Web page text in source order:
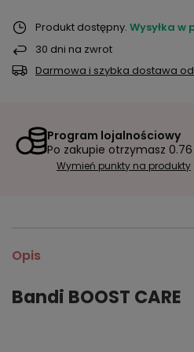
Produkt dostępny Wysyłka w
30 dni na zwrot
Darmowa i szybka dostawa od
Program lojalnościowy
Po zakupie otrzymasz
Wymień punkty na produkty
Opis
Bandi BOOST CARE